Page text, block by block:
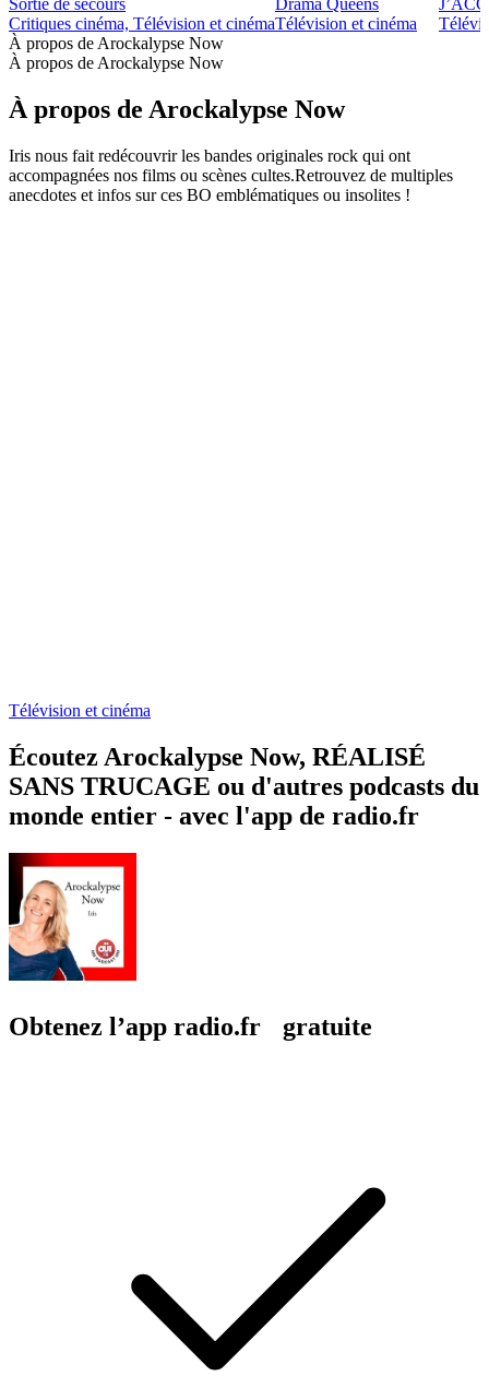
Sortie de secours
Critiques cinéma, Télévision et cinéma
Drama Queens
Télévision et cinéma
À propos de Arockalypse Now
À propos de Arockalypse Now
À propos de Arockalypse Now
Iris nous fait redécouvrir les bandes originales rock qui ont
accompagnées nos films ou scènes cultes.Retrouvez de multiples
anecdotes et infos sur ces BO emblématiques ou insolites !
Télévision et cinéma
Écoutez Arockalypse Now, RÉALISÉ
SANS TRUCAGE ou d'autres podcasts du
monde entier - avec l'app de radio.fr
Obtenez l’app radio.fr gratuite